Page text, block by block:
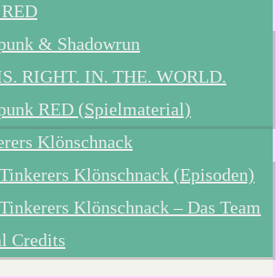
& Shadowrun
RIGHT. IN. THE. WORLD.
RED (Spielmaterial)
Klönschnack
Klönschnack (Episoden)
Klönschnack – Das Team
Credits